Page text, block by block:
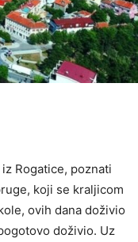
Rogatice, poznati
koji se kraljicom
ovih dana doživio
doživio. Uz